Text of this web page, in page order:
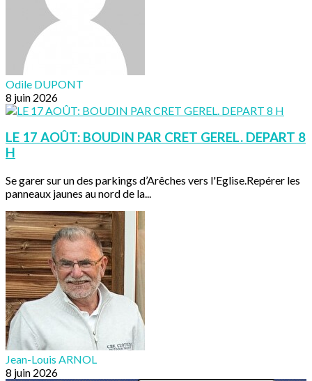
Odile DUPONT
8 juin 2026
LE 17 AOÛT: BOUDIN PAR CRET GEREL. DEPART 8
H
Se garer sur un des parkings d’Arêches vers l'Eglise.Repérer les
panneaux jaunes au nord de la...
Jean-Louis ARNOL
8 juin 2026